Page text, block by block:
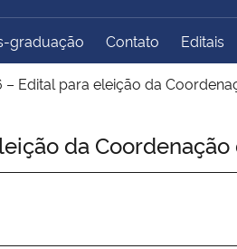
Ministério do
Desenvolvimento Regional
União
Advocacia-Geral da União
graduação Contato Editais
Edital para eleição da
da